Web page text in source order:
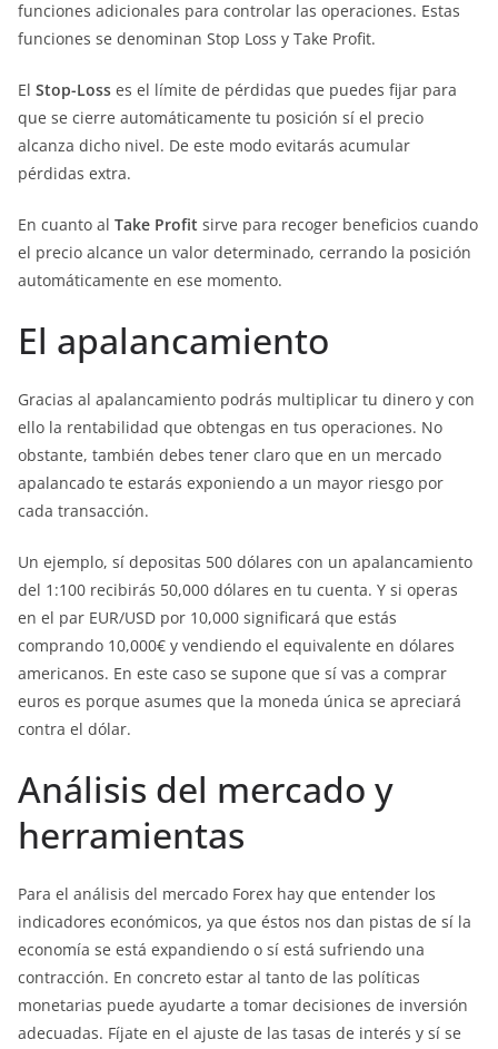
funciones adicionales para controlar las operaciones. Estas
funciones se denominan Stop Loss y Take Profit.
El Stop-Loss es el límite de pérdidas que puedes fijar para
que se cierre automáticamente tu posición sí el precio
alcanza dicho nivel. De este modo evitarás acumular
pérdidas extra.
En cuanto al Take Profit sirve para recoger beneficios cuando
el precio alcance un valor determinado, cerrando la posición
automáticamente en ese momento.
El apalancamiento
Gracias al apalancamiento podrás multiplicar tu dinero y con
ello la rentabilidad que obtengas en tus operaciones. No
obstante, también debes tener claro que en un mercado
apalancado te estarás exponiendo a un mayor riesgo por
cada transacción.
Un ejemplo, sí depositas 500 dólares con un apalancamiento
del 1:100 recibirás 50,000 dólares en tu cuenta. Y si operas
en el par EUR/USD por 10,000 significará que estás
comprando 10,000€ y vendiendo el equivalente en dólares
americanos. En este caso se supone que sí vas a comprar
euros es porque asumes que la moneda única se apreciará
contra el dólar.
Análisis del mercado y
herramientas
Para el análisis del mercado Forex hay que entender los
indicadores económicos, ya que éstos nos dan pistas de sí la
economía se está expandiendo o sí está sufriendo una
contracción. En concreto estar al tanto de las políticas
monetarias puede ayudarte a tomar decisiones de inversión
adecuadas. Fíjate en el ajuste de las tasas de interés y sí se